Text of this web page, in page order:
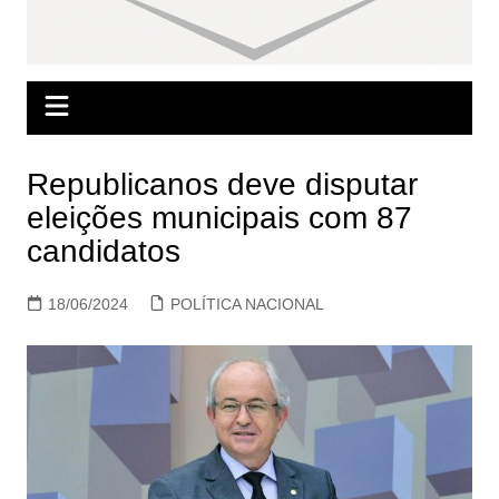
Republicanos deve disputar
eleições municipais com 87
candidatos
18/06/2024 POLÍTICA NACIONAL